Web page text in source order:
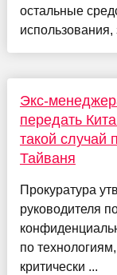
остальные
использования,
Экс-
передать
такой случай
Тайваня
Прокуратура
руководителя
по
критически ...